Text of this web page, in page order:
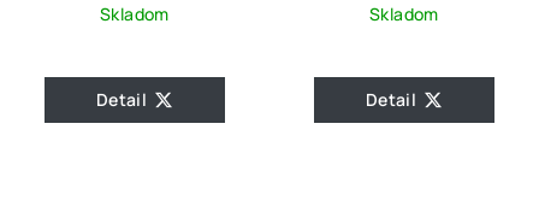
Skladom
Detail
Skladom
Detail